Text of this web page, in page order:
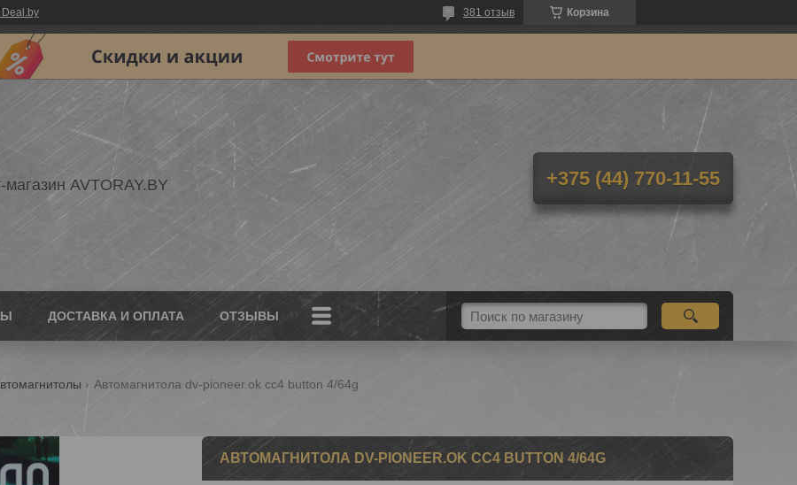
Deal.by Корзина
381 отзыв
магазин AVTORAY.BY +375 (44) 770-11-55
ДОСТАВКА И ОПЛАТА ОТЗЫВЫ
Автомагнитола dv-pioneer.ok cc4 button 4/64g
АВТОМАГНИТОЛА DV-PIONEER.OK CC4 BUTTON 4/64G